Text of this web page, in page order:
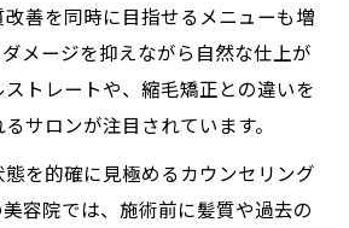
善を同時に目指せるメニューも増
メージを抑えながら自然な仕上が
ストレートや、縮毛矯正との違いを
サロンが注目されています。
を的確に見極めるカウンセリング
容院では、施術前に髪質や過去の